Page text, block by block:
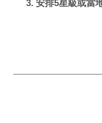
3. 安排5星級或當